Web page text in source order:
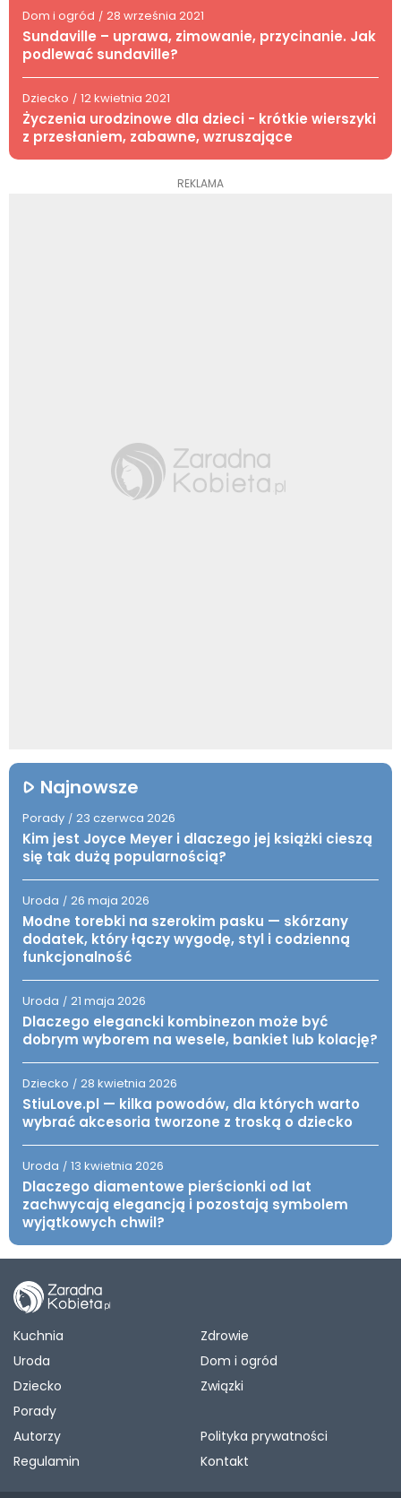
Dom i ogród / 28 września 2021
Sundaville – uprawa, zimowanie, przycinanie. Jak
podlewać sundaville?
Dziecko / 12 kwietnia 2021
Życzenia urodzinowe dla dzieci - krótkie wierszyki
z przesłaniem, zabawne, wzruszające
REKLAMA
Najnowsze
Porady / 23 czerwca 2026
Kim jest Joyce Meyer i dlaczego jej książki cieszą
się tak dużą popularnością?
Uroda / 26 maja 2026
Modne torebki na szerokim pasku — skórzany
dodatek, który łączy wygodę, styl i codzienną
funkcjonalność
Uroda / 21 maja 2026
Dlaczego elegancki kombinezon może być
dobrym wyborem na wesele, bankiet lub kolację?
Dziecko / 28 kwietnia 2026
StiuLove.pl — kilka powodów, dla których warto
wybrać akcesoria tworzone z troską o dziecko
Uroda / 13 kwietnia 2026
Dlaczego diamentowe pierścionki od lat
zachwycają elegancją i pozostają symbolem
wyjątkowych chwil?
Kuchnia
Zdrowie
Uroda
Dom i ogród
Dziecko
Związki
Porady
Autorzy
Polityka prywatności
Regulamin
Kontakt